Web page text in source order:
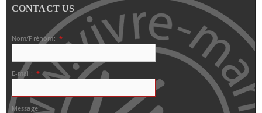
CONTACT US
Nom/Prénom: *
E-mail: *
Message: